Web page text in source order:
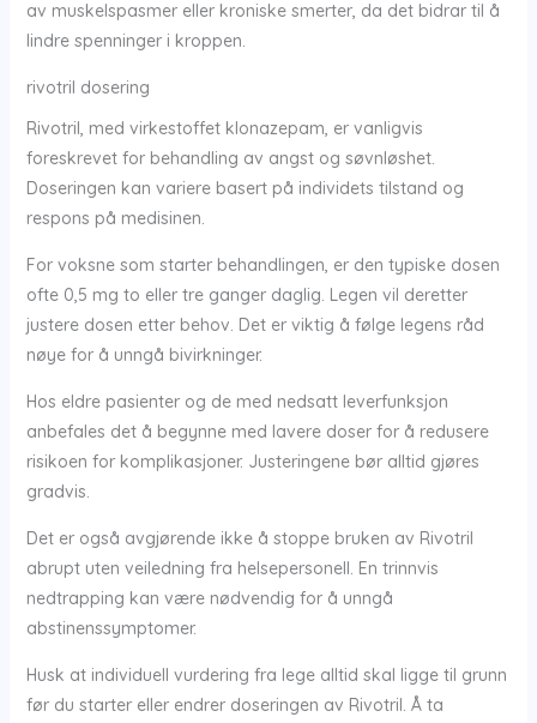
av muskelspasmer eller kroniske smerter, da det bidrar til å
lindre spenninger i kroppen.
rivotril dosering
Rivotril, med virkestoffet klonazepam, er vanligvis
foreskrevet for behandling av angst og søvnløshet.
Doseringen kan variere basert på individets tilstand og
respons på medisinen.
For voksne som starter behandlingen, er den typiske dosen
ofte 0,5 mg to eller tre ganger daglig. Legen vil deretter
justere dosen etter behov. Det er viktig å følge legens råd
nøye for å unngå bivirkninger.
Hos eldre pasienter og de med nedsatt leverfunksjon
anbefales det å begynne med lavere doser for å redusere
risikoen for komplikasjoner. Justeringene bør alltid gjøres
gradvis.
Det er også avgjørende ikke å stoppe bruken av Rivotril
abrupt uten veiledning fra helsepersonell. En trinnvis
nedtrapping kan være nødvendig for å unngå
abstinenssymptomer.
Husk at individuell vurdering fra lege alltid skal ligge til grunn
før du starter eller endrer doseringen av Rivotril. Å ta